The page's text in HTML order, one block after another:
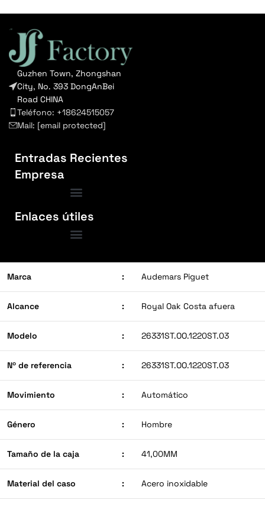
26470OR.OO.A002CR.02 Nº
Guzhen Town, Zhongshan
City, No. 393 DongAnBei
Road CHINA
Teléfono: +18624515057
Mail: [email protected]
Entradas Recientes
Empresa
Enlaces útiles
Marca : Audemars Piguet
Alcance : Royal Oak Costa afuera
Modelo : 26331ST.OO.1220ST.03
Nº de referencia : 26331ST.OO.1220ST.03
Movimiento : Automático
Género : Hombre
Tamaño de la caja : 41,00MM
Material del caso : Acero inoxidable